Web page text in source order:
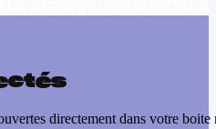
directement dans votre boite